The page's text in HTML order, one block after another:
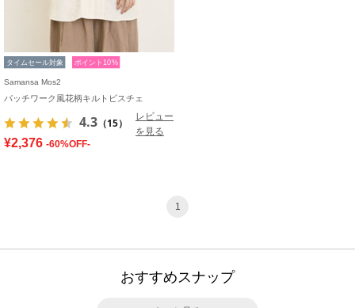
タイムセール対象 ポイント10%
Samansa Mos2
パッチワーク風花柄キルトビスチェ
4.3 （15）
レビュー
を見る
¥2,376 -60%OFF-
1
おすすめスナップ